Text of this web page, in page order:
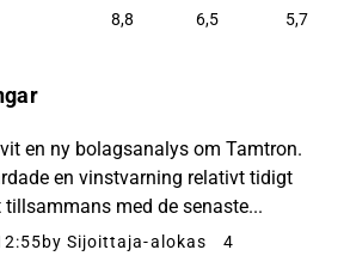
8,8 6,5 5,7
en ny bolagsanalys om Tamtron.
en vinstvarning relativt tidigt
tillsammans med de senaste...
by Sijoittaja-alokas 4